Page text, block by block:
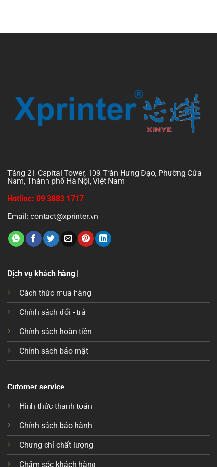
Tầng 21 Capital Tower, 109 Trần Hưng Đạo, Phường Cửa
Nam, Thành phố Hà Nội, Việt Nam
Hotline: 09 3883 1717
Email: contact@xprinter.vn
Dịch vụ khách hàng |
Cách thức mua hàng
Chính sách đổi - trả
Chính sách hoàn tiền
Chính sách bảo mật
Cutomer service
Hình thức thanh toán
Chính sách bảo hành
Chứng chỉ chất lượng
Chăm sóc khách hàng